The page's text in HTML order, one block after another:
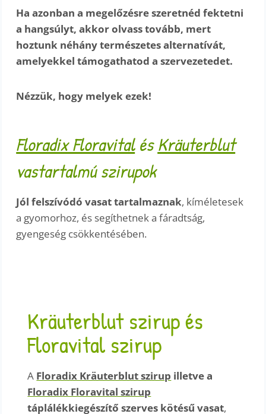
Ha azonban a megelőzésre szeretnéd fektetni
a hangsúlyt, akkor olvass tovább, mert
hoztunk néhány természetes alternatívát,
amelyekkel támogathatod a szervezetedet.
Nézzük, hogy melyek ezek!
Floradix FloravitalésKräuterblut
vastartalmú szirupok
Jól felszívódó vasat tartalmaznak, kíméletesek
a gyomorhoz, és segíthetnek a fáradtság,
gyengeség csökkentésében.
Kräuterblut szirup és
Floravital szirup
A Floradix Kräuterblut szirup illetve a
Floradix Floravital szirup
táplálékkiegészítő szerves kötésű vasat,